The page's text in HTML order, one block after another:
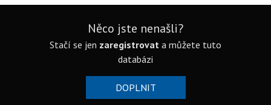
Něco jste nenašli?
Stačí se jen zaregistrovat a můžete tuto
databázi
DOPLNIT